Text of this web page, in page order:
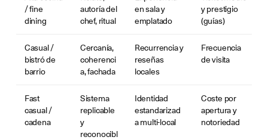
/ fine
dining
autoría del
chef, ritual
en sala y
emplatado
y prestigio
(guías)
Casual /
bistró de
barrio
Cercanía,
coherenci
a, fachada
Recurrencia y
reseñas
locales
Frecuencia
de visita
Fast
casual /
cadena
Sistema
replicable
y
reconocibl
Identidad
estandarizad
a multi-local
Coste por
apertura y
notoriedad